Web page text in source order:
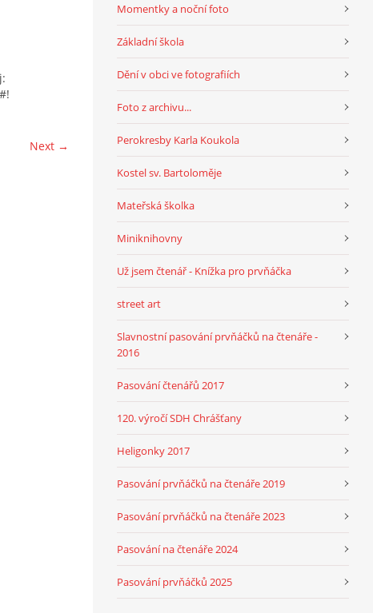
Next →
Momentky a noční foto
Základní škola
Dění v obci ve fotografiích
Foto z archivu...
Perokresby Karla Koukola
Kostel sv. Bartoloměje
Mateřská školka
Miniknihovny
Už jsem čtenář - Knížka pro prvňáčka
street art
Slavnostní pasování prvňáčků na čtenáře -
2016
Pasování čtenářů 2017
120. výročí SDH Chrášťany
Heligonky 2017
Pasování prvňáčků na čtenáře 2019
Pasování prvňáčků na čtenáře 2023
Pasování na čtenáře 2024
Pasování prvňáčků 2025